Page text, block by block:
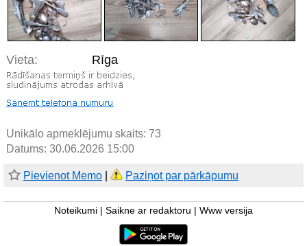
Vieta: Rīga
Unikālo apmeklējumu skaits: 73
Datums: 30.06.2026 15:00
Pievienot Memo Paziņot par pārkāpumu
Noteikumi Saikne ar redaktoru Www versija